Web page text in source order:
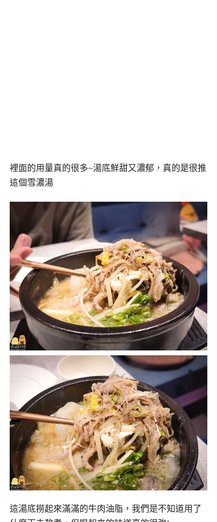
裡面的用量真的很多~湯底鮮甜又濃郁，真的是很推
這個雪濃湯
這湯底撈起來滿滿的牛肉油脂，我們是不知道用了